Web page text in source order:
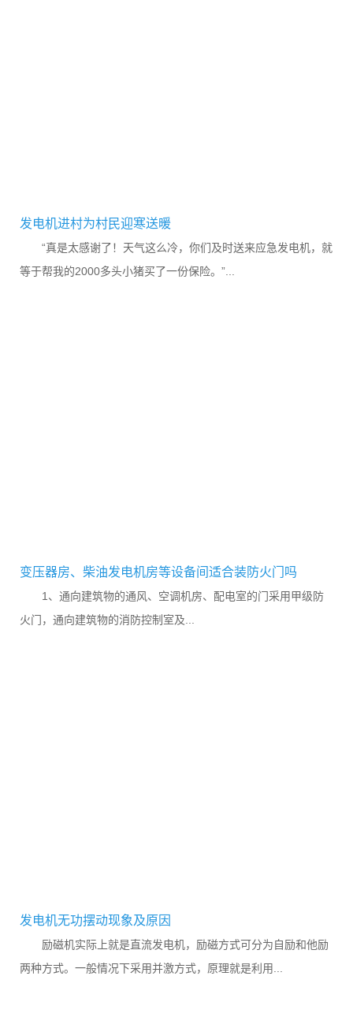
发电机进村为村民迎寒送暖
“真是太感谢了！天气这么冷，你们及时送来应急发电机，就
等于帮我的2000多头小猪买了一份保险。”...
变压器房、柴油发电机房等设备间适合装防火门吗
1、通向建筑物的通风、空调机房、配电室的门采用甲级防
火门，通向建筑物的消防控制室及...
发电机无功摆动现象及原因
励磁机实际上就是直流发电机，励磁方式可分为自励和他励
两种方式。一般情况下采用并激方式，原理就是利用...